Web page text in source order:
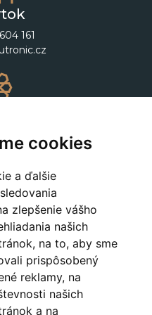
cookies
a ďalšie
zlepšenie vášho
našich
na to, aby sme
prispôsobený
reklamy, na
našich
a na
161
182
sa dovozom a
aj štýlového